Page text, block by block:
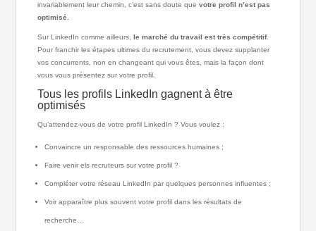
invariablement leur chemin, c’est sans doute quevotre profil n’est pas
optimisé.
Sur LinkedIn comme ailleurs, le marché du travail est très compétitif.
Pour franchir les étapes ultimes du recrutement, vous devez supplanter
vos concurrents, non en changeant qui vous êtes, mais la façon dont
vous vous présentez sur votre profil.
Tous les profils LinkedIn gagnent à être
optimisés
Qu’attendez-vous de votre profil LinkedIn ? Vous voulez :
Convaincre un responsable des ressources humaines ;
Faire venir els recruteurs sur votre profil ?
Compléter votre réseau LinkedIn par quelques personnes influentes ;
Voir apparaître plus souvent votre profil dans les résultats de
recherche…